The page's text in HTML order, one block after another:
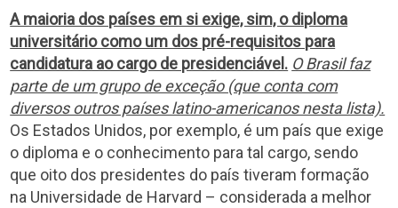
A maioria dos países em si exige, sim, o diploma
universitário como um dos pré-requisitos para
candidatura ao cargo de presidenciável. O Brasil faz
parte de um grupo de exceção (que conta com
diversos outros países latino-americanos nesta lista).
Os Estados Unidos, por exemplo, é um país que exige
o diploma e o conhecimento para tal cargo, sendo
que oito dos presidentes do país tiveram formação
na Universidade de Harvard – considerada a melhor